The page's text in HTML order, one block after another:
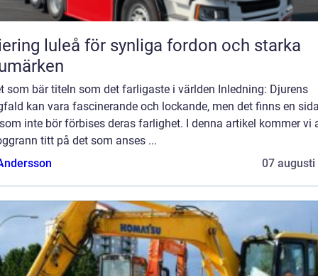
luleå för synliga fordon och starka
som bär titeln som det farligaste i världen Inledning: Djurens
kan vara fascinerande och lockande, men det finns en
inte bör förbises deras farlighet. I denna artikel kommer vi
titt på det som anses ...
07 augusti